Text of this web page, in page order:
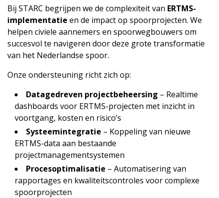
Bij STARC begrijpen we de complexiteit van ERTMS-
implementatie en de impact op spoorprojecten. We
helpen civiele aannemers en spoorwegbouwers om
succesvol te navigeren door deze grote transformatie
van het Nederlandse spoor.
Onze ondersteuning richt zich op:
Datagedreven projectbeheersing – Realtime
dashboards voor ERTMS-projecten met inzicht in
voortgang, kosten en risico’s
Systeemintegratie – Koppeling van nieuwe
ERTMS-data aan bestaande
projectmanagementsystemen
Procesoptimalisatie – Automatisering van
rapportages en kwaliteitscontroles voor complexe
spoorprojecten